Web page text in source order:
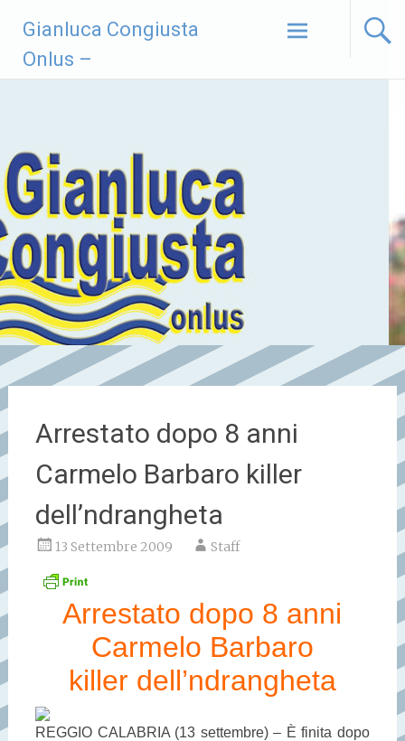
contenuto
Gianluca Congiusta
Onlus –
Arrestato dopo 8 anni
Carmelo Barbaro killer
dell’ndrangheta
13 Settembre 2009 Staff
Arrestato dopo 8 anni
Carmelo Barbaro
killer dell’ndrangheta
REGGIO CALABRIA (13 settembre) – È finita dopo